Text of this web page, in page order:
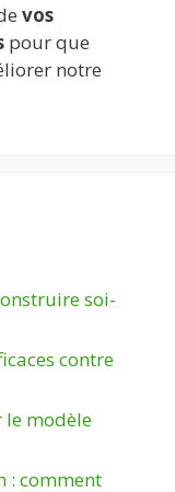
vos
pour que
notre
soi-
contre
le modèle
: comment